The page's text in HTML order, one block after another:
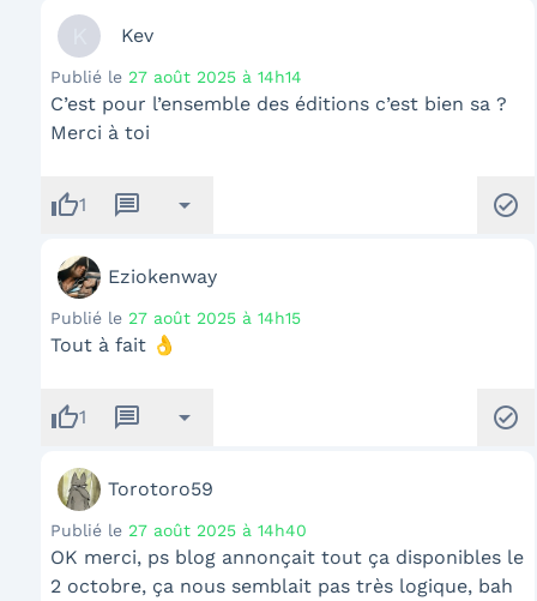
Kev
Publié le 27 août 2025 à 14h14
C’est pour l’ensemble des éditions c’est bien sa ?
Merci à toi
thumb_up1 message arrow_drop_down check_circle
Eziokenway
Publié le 27 août 2025 à 14h15
Tout à fait 👌
thumb_up1 message arrow_drop_down check_circle
Torotoro59
Publié le 27 août 2025 à 14h40
OK merci, ps blog annonçait tout ça disponibles le
2 octobre, ça nous semblait pas très logique, bah